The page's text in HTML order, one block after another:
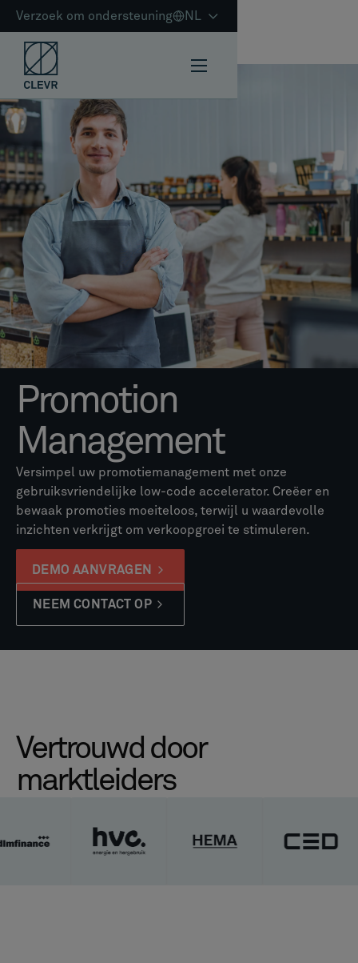
Verzoek om ondersteuning NL
Promotion
Management
Versimpel uw promotiemanagement met onze
gebruiksvriendelijke low-code accelerator. Creëer en
bewaak promoties moeiteloos, terwijl u waardevolle
inzichten verkrijgt om verkoopgroei te stimuleren.
DEMO AANVRAGEN
NEEM CONTACT OP
Vertrouwd door
marktleiders